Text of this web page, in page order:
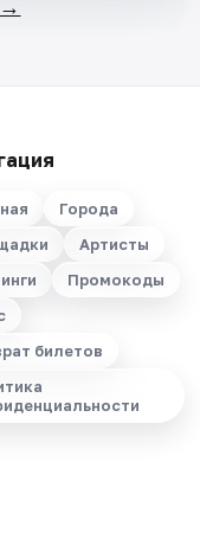
→
Города
Артисты
Промокоды
билетов